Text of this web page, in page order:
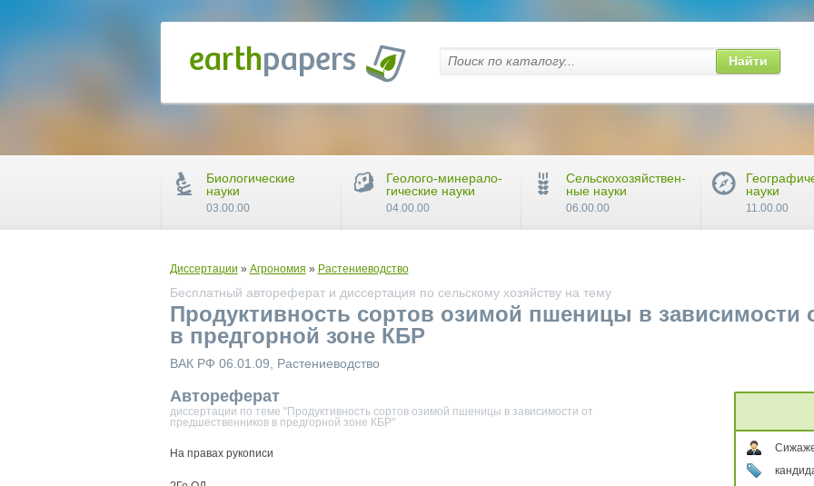
Диссертации » Агрономия » Растениеводство
Бесплатный автореферат и диссертация по сельскому хозяйству на тему
Продуктивность сортов озимой пшеницы в зависимости
в предгорной зоне КБР
ВАК РФ 06.01.09, Растениеводство
Автореферат
диссертации по теме "Продуктивность сортов озимой пшеницы в зависимости от
предшественников в предгорной зоне КБР"
На правах рукописи
Найти
Биологические
науки
03.00.00
Геолого-минерало-
гические науки
04.00.00
Сельскохозяйствен-
ные науки
06.00.00
науки
11.00.00